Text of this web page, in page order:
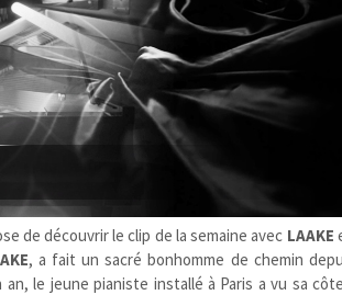
de découvrir le clip de la semaine avec LAAKE
, a fait un sacré bonhomme de chemin
an, le jeune pianiste installé à Paris a vu sa